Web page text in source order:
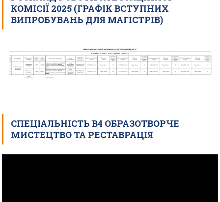
КОМІСІЇ 2025 (ГРАФІК ВСТУПНИХ
ВИПРОБУВАНЬ ДЛЯ МАГІСТРІВ)
СПЕЦІАЛЬНІСТЬ В4 ОБРАЗОТВОРЧЕ
МИСТЕЦТВО ТА РЕСТАВРАЦІЯ